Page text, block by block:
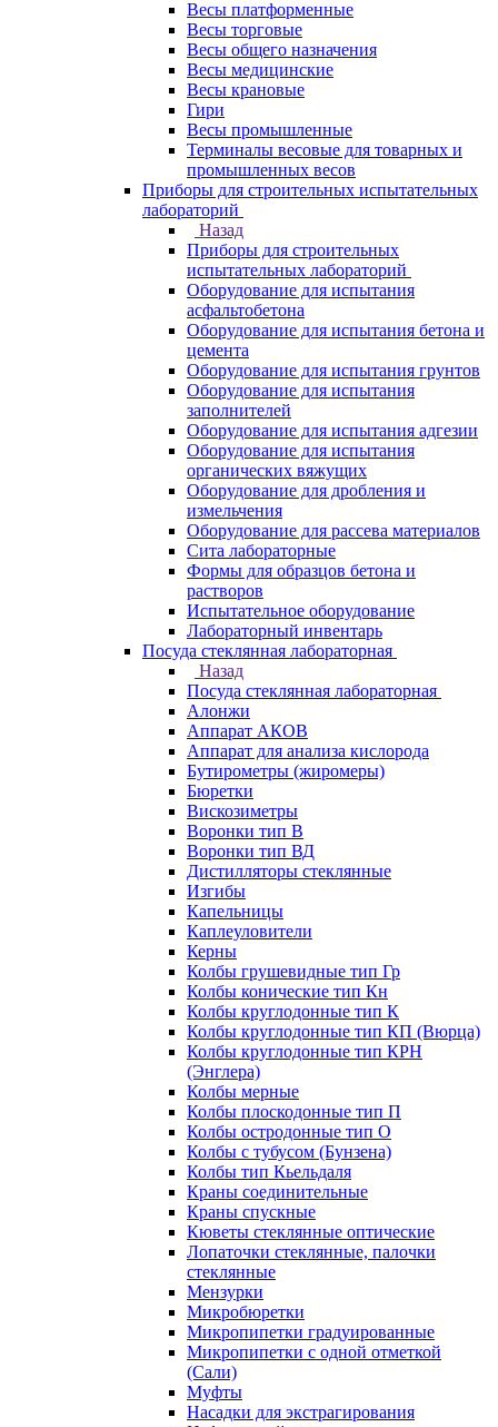
Весы платформенные
Весы торговые
Весы общего назначения
Весы медицинские
Весы крановые
Гири
Весы промышленные
Терминалы весовые для товарных и
промышленных весов
Приборы для строительных испытательных
лабораторий
Назад
Приборы для строительных
испытательных лабораторий
Оборудование для испытания
асфальтобетона
Оборудование для испытания бетона и
цемента
Оборудование для испытания грунтов
Оборудование для испытания
заполнителей
Оборудование для испытания адгезии
Оборудование для испытания
органических вяжущих
Оборудование для дробления и
измельчения
Оборудование для рассева материалов
Сита лабораторные
Формы для образцов бетона и
растворов
Испытательное оборудование
Лабораторный инвентарь
Посуда стеклянная лабораторная
Назад
Посуда стеклянная лабораторная
Алонжи
Аппарат АКОВ
Аппарат для анализа кислорода
Бутирометры (жиромеры)
Бюретки
Вискозиметры
Воронки тип В
Воронки тип ВД
Дистилляторы стеклянные
Изгибы
Капельницы
Каплеуловители
Керны
Колбы грушевидные тип Гр
Колбы конические тип Кн
Колбы круглодонные тип К
Колбы круглодонные тип КП (Вюрца)
Колбы круглодонные тип КРН
(Энглера)
Колбы мерные
Колбы плоскодонные тип П
Колбы остродонные тип О
Колбы с тубусом (Бунзена)
Колбы тип Кьельдаля
Краны соединительные
Краны спускные
Кюветы стеклянные оптические
Лопаточки стеклянные, палочки
стеклянные
Мензурки
Микробюретки
Микропипетки градуированные
Микропипетки с одной отметкой
(Сали)
Муфты
Насадки для экстрагирования